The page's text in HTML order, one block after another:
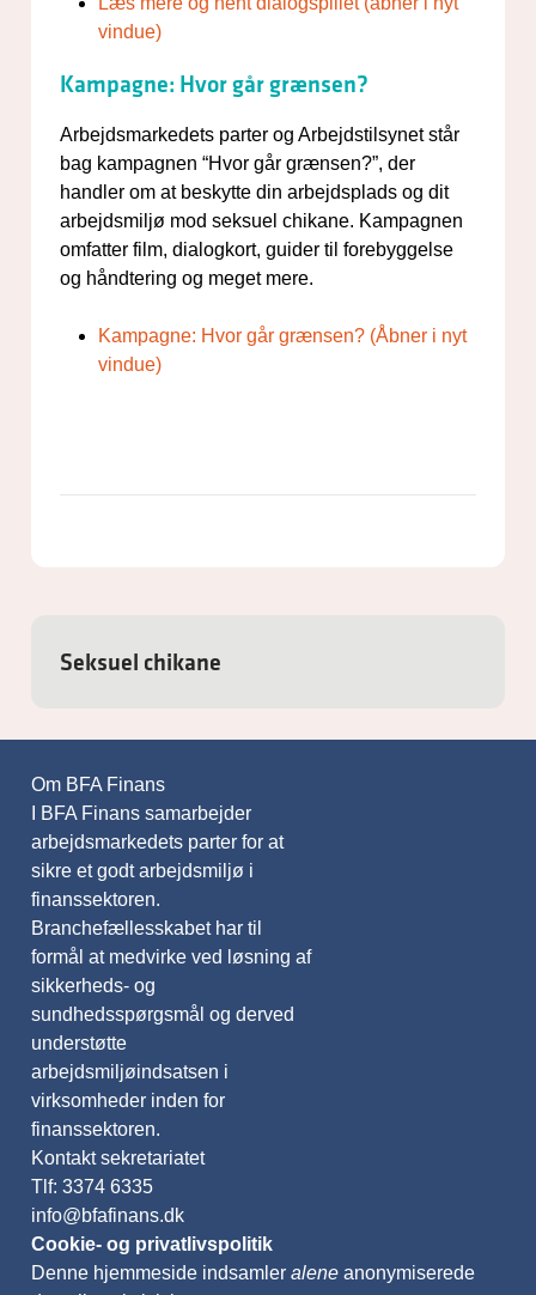
Seksuel chikane
vindue)
Kampagne: Hvor går grænsen?
Arbejdsmarkedets parter og Arbejdstilsynet står
bag kampagnen “Hvor går grænsen?”, der
handler om at beskytte din arbejdsplads og dit
arbejdsmiljø mod seksuel chikane. Kampagnen
omfatter film, dialogkort, guider til forebyggelse
og håndtering og meget mere.
Kampagne: Hvor går grænsen? (Åbner i nyt
vindue)
Om BFA Finans
I BFA Finans samarbejder
arbejdsmarkedets parter for at
sikre et godt arbejdsmiljø i
finanssektoren.
Branchefællesskabet har til
formål at medvirke ved løsning af
sikkerheds- og
sundhedsspørgsmål og derved
understøtte
arbejdsmiljøindsatsen i
virksomheder inden for
finanssektoren.
Kontakt sekretariatet
Tlf: 3374 6335
info@bfafinans.dk
Cookie- og privatlivspolitik
Denne hjemmeside indsamler alene anonymiserede